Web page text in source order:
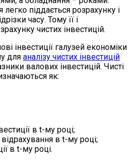
легко піддається розрахунку і
часу. Тому її і
чистих інвестицій.
інвестиції галузей економіки
для аналізу чистих інвестицій
валових інвестицій. Чисті
як:
в t-му році;
в t-му році;
в t-му році.